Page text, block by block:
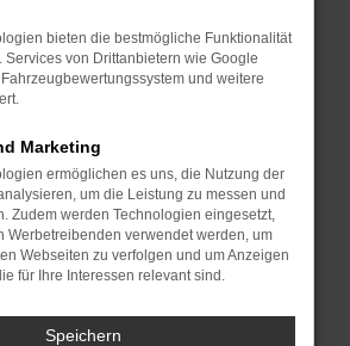
Gerät neu.
helfen, vorübergehende
beheben.
auf dem neuesten Stand
birgt nicht nur ein
sondern kann auch dazu
bestimmte Funktionen nicht mehr
an den Webseitenbetreiber.
oben genannten Schritte versucht
bieten die bestmögliche Funktionalität
Services von Drittanbietern wie Google
und weitere
Marketing
ermöglichen es uns, die Nutzung der
um die Leistung zu messen und
Zudem werden Technologien eingesetzt,
Werbetreibenden verwendet werden, um
Webseiten zu verfolgen und um Anzeigen
für Ihre Interessen relevant sind.
Speichern